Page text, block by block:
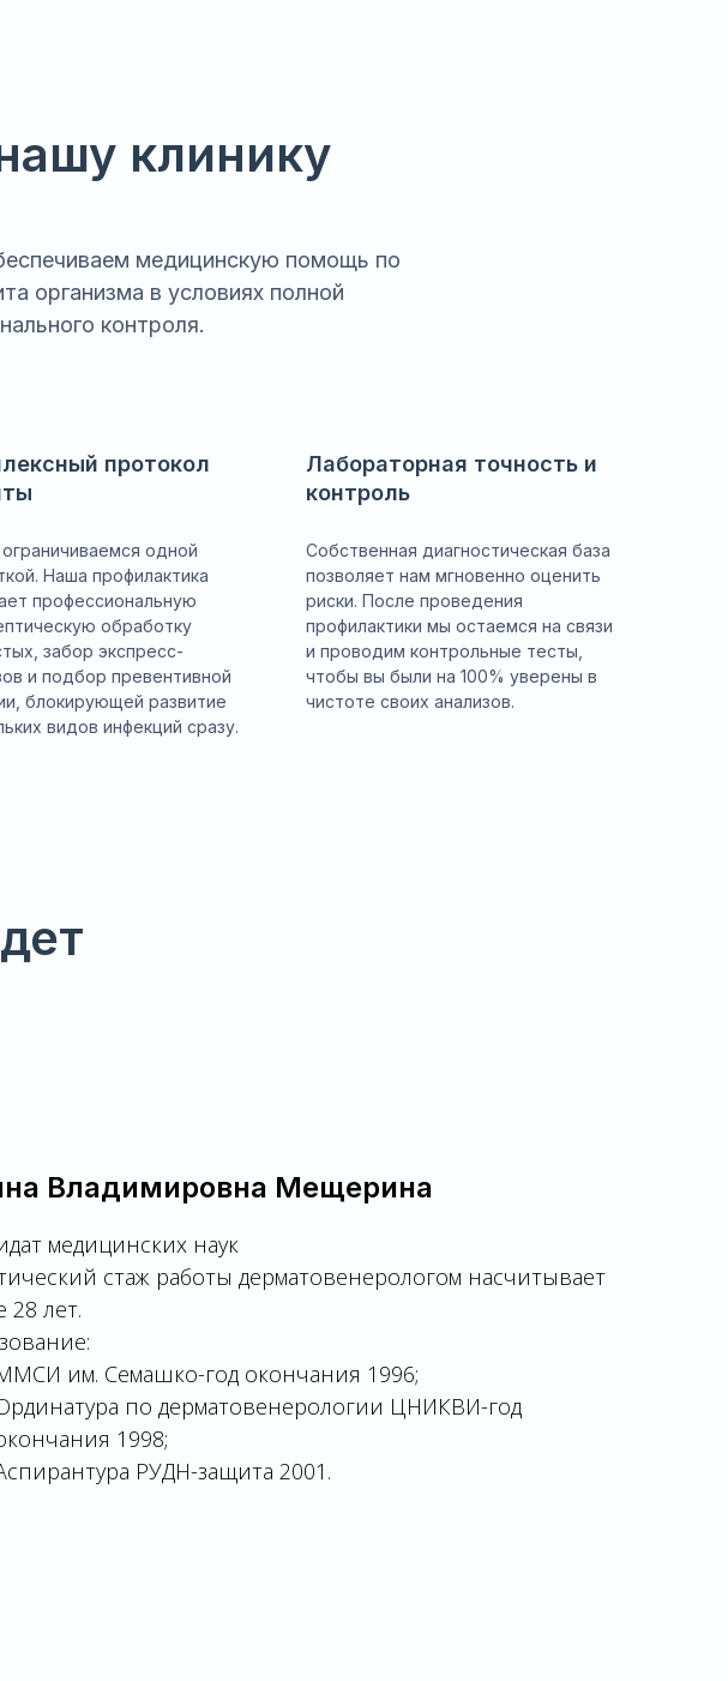
клинику
медицинскую помощь по
организма в условиях полной
контроля.
протокол
одной
Наша профилактика
профессиональную
обработку
забор экспресс-
и подбор превентивной
блокирующей развитие
видов инфекций сразу.
Лабораторная точность и
контроль
Собственная диагностическая база
позволяет нам мгновенно оценить
риски. После проведения
профилактики мы остаемся на связи
и проводим контрольные тесты,
чтобы вы были на 100% уверены в
чистоте своих анализов.
Владимировна Мещерина
медицинских наук
стаж работы дерматовенерологом насчитывает
28 лет.
им. Семашко-год окончания 1996;
по дерматовенерологии ЦНИКВИ-год
1998;
РУДН-защита 2001.